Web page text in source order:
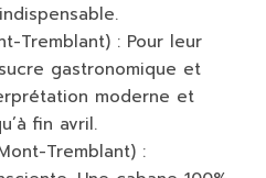
Tremblant) : Pour leur
gastronomique et
moderne et
fin avril.
Tremblant) :